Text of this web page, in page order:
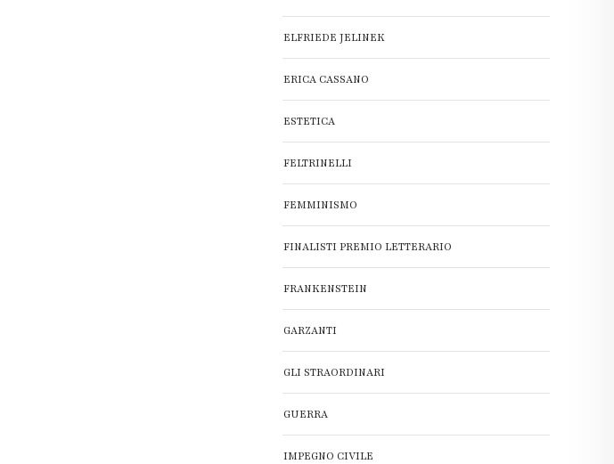
ELFRIEDE JELINEK
ERICA CASSANO
ESTETICA
FELTRINELLI
FEMMINISMO
FINALISTI PREMIO LETTERARIO
FRANKENSTEIN
GARZANTI
GLI STRAORDINARI
GUERRA
IMPEGNO CIVILE